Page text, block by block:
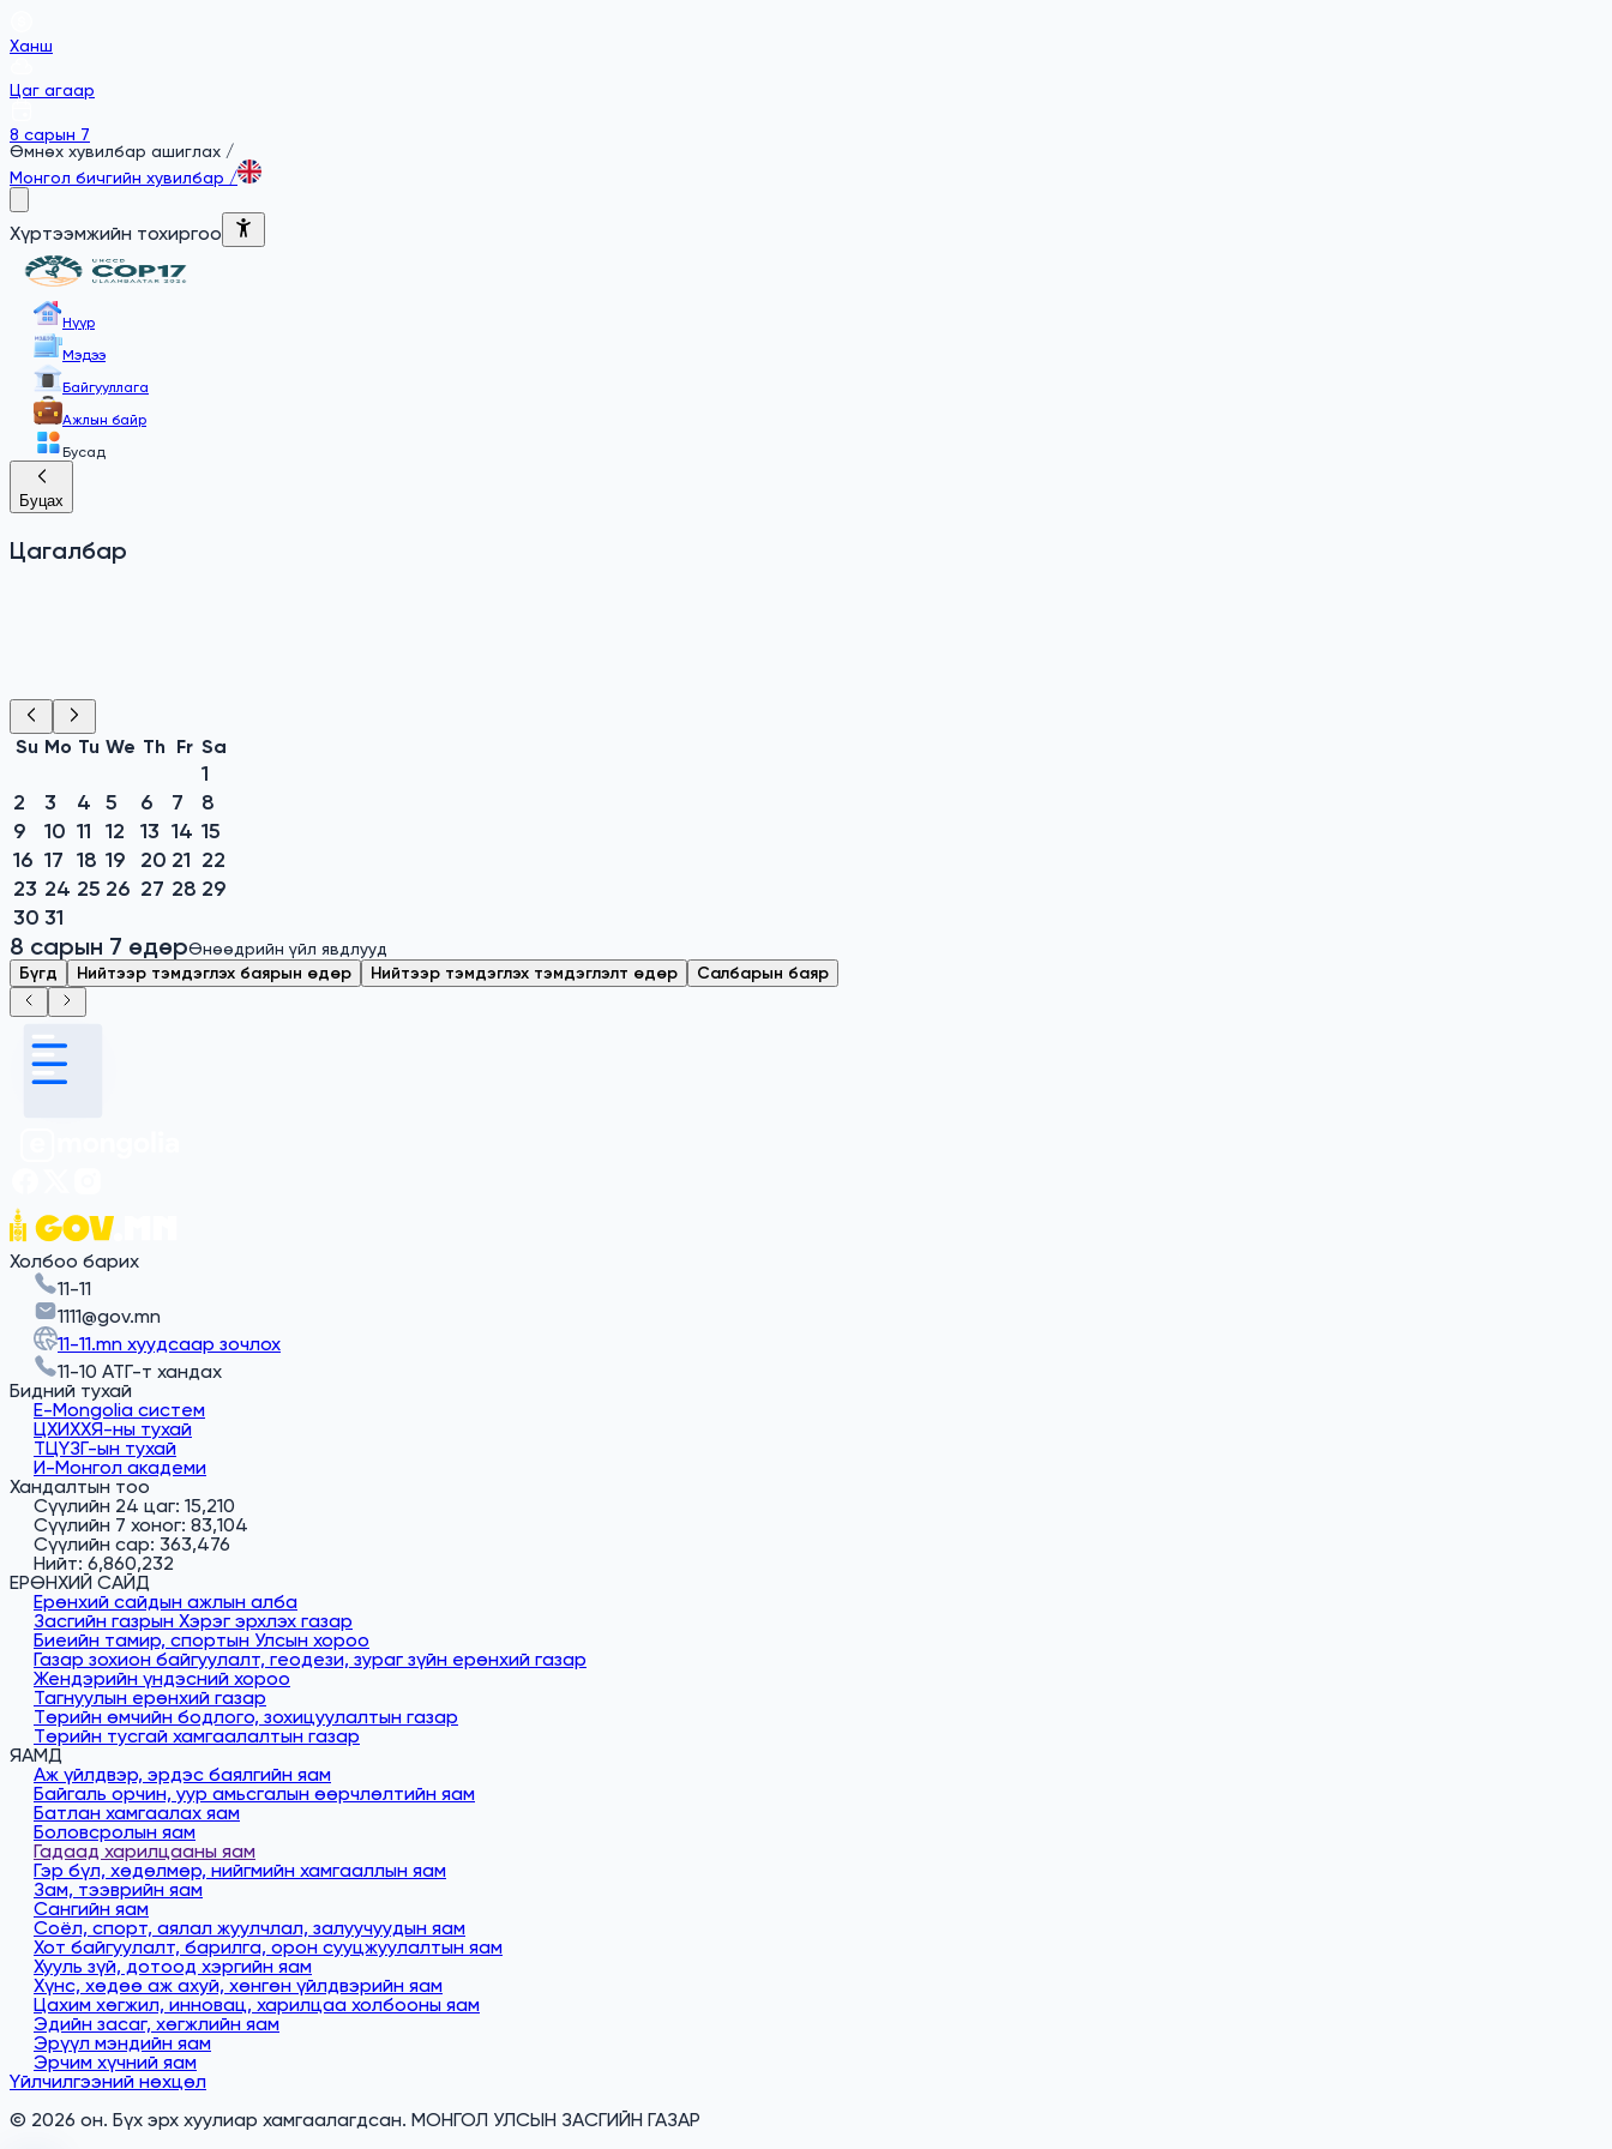
Ханш
Цаг агаар
8 сарын 7
Өмнөх хувилбар ашиглах /
Монгол бичгийн хувилбар /
Хүртээмжийн тохиргоо
Нүүр
Мэдээ
Байгууллага
Ажлын байр
Бусад
Буцах
Цагалбар
Su Mo Tu We Th Fr Sa
1
2
3 4 5 6 7
8
9
10 11 12 13 14 15
16 17 18 19 20 21 22
23 24 25 26 27 28 29
30 31
8 сарын 7 өдөрӨнөөдрийн үйл явдлууд
Бүгд Нийтээр тэмдэглэх баярын өдөр Нийтээр тэмдэглэх тэмдэглэлт өдөр Салбарын баяр
Холбоо барих
11-11
1111@gov.mn
11-11.mn хуудсаар зочлох
11-10 АТГ-т хандах
Бидний тухай
E-Mongolia систем
ЦХИХХЯ-ны тухай
ТЦҮЗГ-ын тухай
И-Монгол академи
Хандалтын тоо
Сүүлийн 24 цаг: 15,210
Сүүлийн 7 хоног: 83,104
Сүүлийн сар: 363,476
Нийт: 6,860,232
ЕРӨНХИЙ САЙД
Ерөнхий сайдын ажлын алба
Засгийн газрын Хэрэг эрхлэх газар
Биеийн тамир, спортын Улсын хороо
Газар зохион байгуулалт, геодези, зураг зүйн ерөнхий газар
Жендэрийн үндэсний хороо
Тагнуулын ерөнхий газар
Төрийн өмчийн бодлого, зохицуулалтын газар
Төрийн тусгай хамгаалалтын газар
ЯАМД
Аж үйлдвэр, эрдэс баялгийн яам
Байгаль орчин, уур амьсгалын өөрчлөлтийн яам
Батлан хамгаалах яам
Боловсролын яам
Гадаад харилцааны яам
Гэр бүл, хөдөлмөр, нийгмийн хамгааллын яам
Зам, тээврийн яам
Сангийн яам
Соёл, спорт, аялал жуулчлал, залуучуудын яам
Хот байгуулалт, барилга, орон сууцжуулалтын яам
Хууль зүй, дотоод хэргийн яам
Хүнс, хөдөө аж ахуй, хөнгөн үйлдвэрийн яам
Цахим хөгжил, инновац, харилцаа холбооны яам
Эдийн засаг, хөгжлийн яам
Эрүүл мэндийн яам
Эрчим хүчний яам
Үйлчилгээний нөхцөл
© 2026 он. Бүх эрх хуулиар хамгаалагдсан. МОНГОЛ УЛСЫН ЗАСГИЙН ГАЗАР